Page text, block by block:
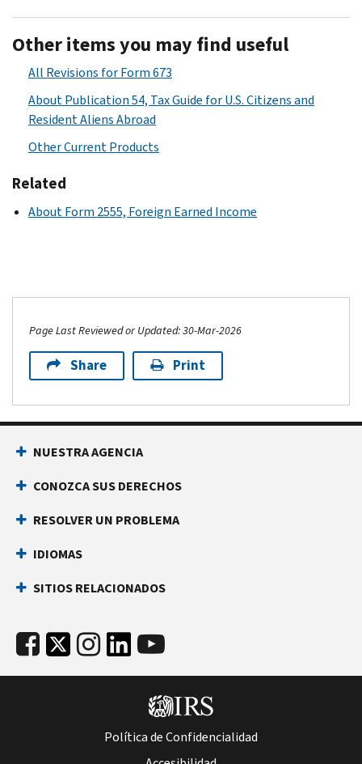
Other items you may find useful
All Revisions for Form 673
About Publication 54, Tax Guide for U.S. Citizens and
Resident Aliens Abroad
Other Current Products
Related
About Form 2555, Foreign Earned Income
Page Last Reviewed or Updated: 30-Mar-2026
Share Print
NUESTRA AGENCIA
CONOZCA SUS DERECHOS
RESOLVER UN PROBLEMA
IDIOMAS
SITIOS RELACIONADOS
Política de Confidencialidad